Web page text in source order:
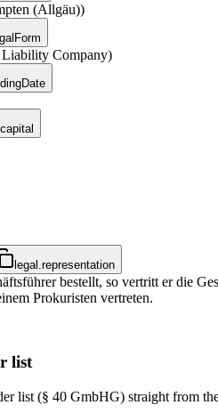
(Allgäu))
Company)
legal.representation
bestellt, so vertritt er die
Prokuristen vertreten.
list
list (§ 40 GmbHG) straight from